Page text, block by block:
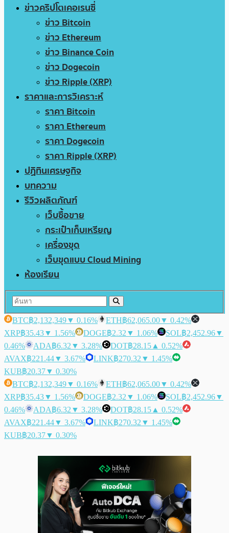
ข่าวคริปโตเคอเรนซี่
ข่าว Bitcoin
ข่าว Ethereum
ข่าว Binance Coin
ข่าว Dogecoin
ข่าว Ripple (XRP)
ราคาและการวิเคราะห์
ราคา Bitcoin
ราคา Ethereum
ราคา Dogecoin
ราคา Ripple (XRP)
ปฏิทินเศรษฐกิจ
บทความ
รีวิวผลิตภัณฑ์
เว็บซื้อขาย
กระเป๋าเก็บเหรียญ
เครื่องขุด
เว็บขุดแบบ Cloud Mining
ห้องเรียน
BTC฿2,132,349▼ 0.16% ETH฿62,065.00▼ 0.42%
XRP฿35.43▼ 1.56% DOGE฿2.32 ▼ 1.06% SOL฿2,452.96▼
0.46%
ADA฿6.32 ▼ 3.28% DOT฿28.15 ▲ 0.52%
AVAX฿221.44▼ 3.67% LINK฿270.32 ▼ 1.45%
KUB฿20.37▼ 0.30%
BTC฿2,132,349▼ 0.16% ETH฿62,065.00▼ 0.42%
XRP฿35.43▼ 1.56% DOGE฿2.32 ▼ 1.06% SOL฿2,452.96▼
0.46%
ADA฿6.32 ▼ 3.28% DOT฿28.15 ▲ 0.52%
AVAX฿221.44▼ 3.67% LINK฿270.32 ▼ 1.45%
KUB฿20.37▼ 0.30%